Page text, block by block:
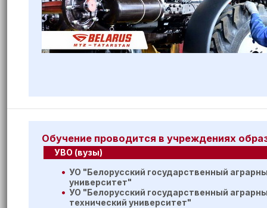
Обучение проводится в учреждениях
УВО (вузы)
УО "Белорусский государственный
университет"
УО "Белорусский государственный
технический университет"